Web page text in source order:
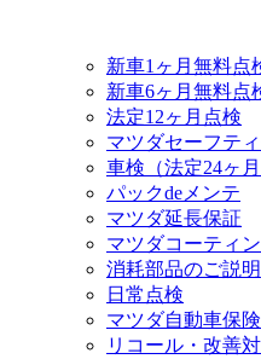
新車1ヶ月無料点
新車6ヶ月無料点
法定12ヶ月点検
マツダセーフテ
車検（法定24ヶ月
パックdeメンテ
マツダ延長保証
マツダコーティ
消耗部品のご説明
日常点検
マツダ自動車保
リコール・改善